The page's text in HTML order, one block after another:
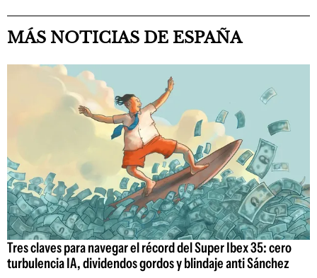
MÁS NOTICIAS DE ESPAÑA
Tres claves para navegar el récord del Super Ibex 35: cero
turbulencia IA, dividendos gordos y blindaje anti Sánchez